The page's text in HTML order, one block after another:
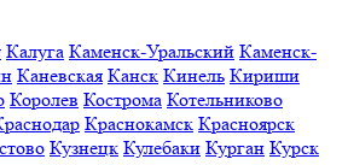
Калуга Каменск-Уральский Каменск-
Каневская Канск Кинель Кириши
Королев Кострома Котельниково
Краснокамск Красноярск
Кузнецк Кулебаки Курган Курск